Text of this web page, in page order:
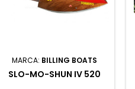
MARCA: BILLING BOATS
SLO-MO-SHUN IV 520